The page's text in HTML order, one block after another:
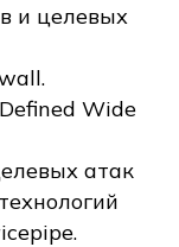
и целевых
Wide
атак